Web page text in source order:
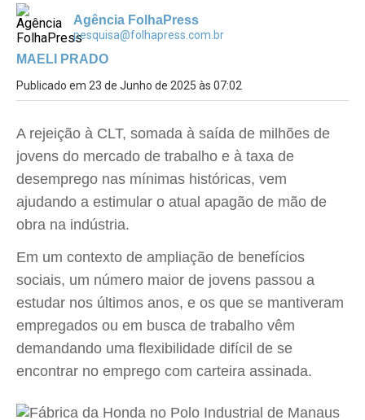
Agência FolhaPress
pesquisa@folhapress.com.br
MAELI PRADO
Publicado em 23 de Junho de 2025 às 07:02
A rejeição à CLT, somada à saída de milhões de
jovens do mercado de trabalho e à taxa de
desemprego nas mínimas históricas, vem
ajudando a estimular o atual apagão de mão de
obra na indústria.
Em um contexto de ampliação de benefícios
sociais, um número maior de jovens passou a
estudar nos últimos anos, e os que se mantiveram
empregados ou em busca de trabalho vêm
demandando uma flexibilidade difícil de se
encontrar no emprego com carteira assinada.